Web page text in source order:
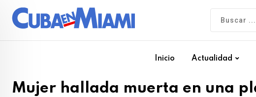
Inicio Actualidad
Mujer hallada muerta en una